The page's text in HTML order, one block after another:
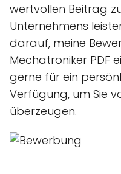
wertvollen Beitrag
Unternehmens
darauf, meine
Mechatroniker PDF
gerne für ein
Verfügung, um Sie
überzeugen.